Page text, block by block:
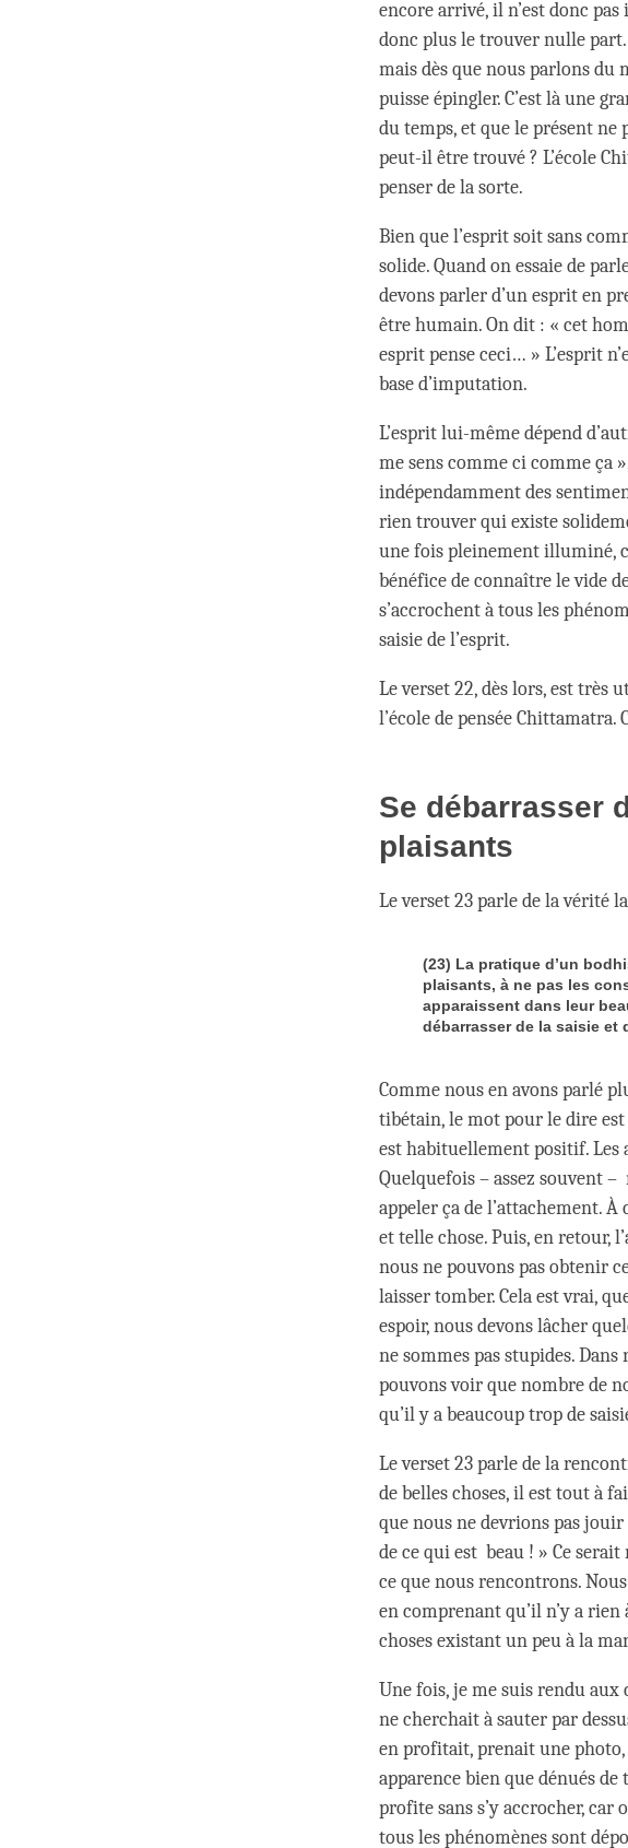
encore arrivé, il n’est donc
donc plus le trouver nulle
mais dès que nous parlons du
puisse épingler. C’est là une
du temps, et que le présent
peut-il être trouvé ? L’école
penser de la sorte.
Bien que l’esprit soit sans
solide. Quand on essaie de
devons parler d’un esprit en
être humain. On dit : « cet
esprit pense ceci… » L’esprit
base d’imputation.
L’esprit lui-même dépend
me sens comme ci comme ça
indépendamment des
rien trouver qui existe
une fois pleinement illuminé,
bénéfice de connaître le vide
s’accrochent à tous les
saisie de l’esprit.
Le verset 22, dès lors, est très
l’école de pensée
Se débarrasser
plaisants
Le verset 23 parle de la vérité
(23) La pratique d’un
plaisants, à ne pas les
apparaissent dans leur
débarrasser de la saisie et
Comme nous en avons parlé
tibétain, le mot pour le dire
est habituellement positif. Les
Quelquefois – assez souvent
appeler ça de l’attachement.
et telle chose. Puis, en retour,
nous ne pouvons pas obtenir
laisser tomber. Cela est vrai,
espoir, nous devons lâcher
ne sommes pas stupides.
pouvons voir que nombre de
qu’il y a beaucoup trop de
Le verset 23 parle de la
de belles choses, il est tout à
que nous ne devrions pas jouir
de ce qui est beau ! » Ce
ce que nous rencontrons.
en comprenant qu’il n’y a rien
choses existant un peu à la
Une fois, je me suis rendu
ne cherchait à sauter par
en profitait, prenait une photo,
apparence bien que dénués
profite sans s’y accrocher, car
tous les phénomènes sont